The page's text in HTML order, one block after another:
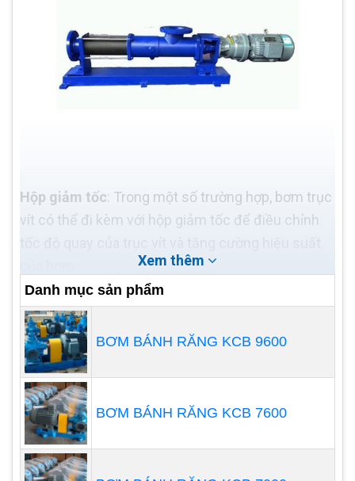
Hộp giảm tốc: Trong một số trường hợp, bơm trục
vít có thể đi kèm với hộp giảm tốc để điều chỉnh
: Phớt thường được làm bằng cao su hoặc vật
liệu chịu hóa chất.
Các Đặc Điểm Đặc Biệt Của Bơm
Trục Vít
Bơm trục vít có một số đặc điểm đặc biệt so với
các loại bơm khác, bao gồm:
Khả năng vận chuyển chất lỏng có độ nhớt cao:
Xem thêm
Danh mục sản phẩm
BƠM BÁNH RĂNG KCB 9600
BƠM BÁNH RĂNG KCB 7600